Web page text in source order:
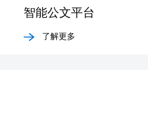
智能公文平台
了解更多